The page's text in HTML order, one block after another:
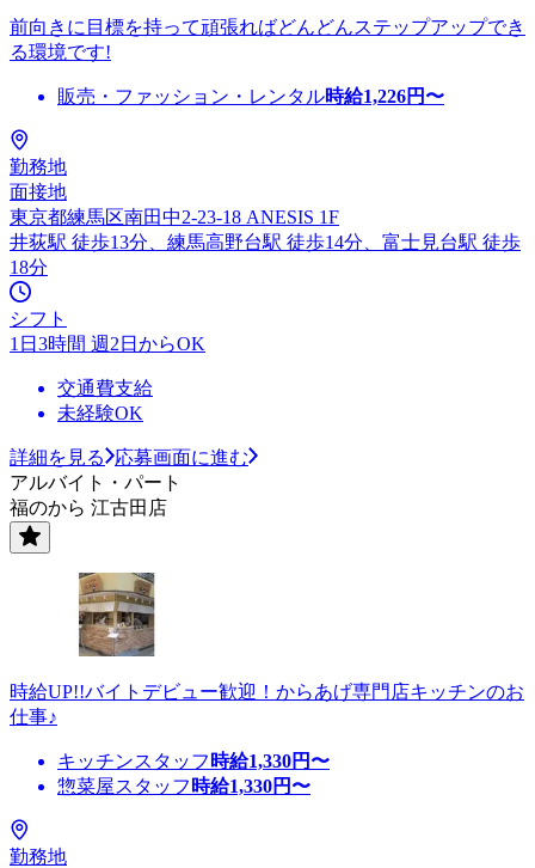
前向きに目標を持って頑張ればどんどんステップアップでき
る環境です!
販売・ファッション・レンタル時給1,226円〜
勤務地
面接地
東京都練馬区南田中2-23-18 ANESIS 1F
井荻駅 徒歩13分、練馬高野台駅 徒歩14分、富士見台駅 徒歩
18分
シフト
1日3時間 週2日からOK
交通費支給
未経験OK
詳細を見る
応募画面に進む
アルバイト・パート
福のから 江古田店
時給UP!!バイトデビュー歓迎！からあげ専門店キッチンのお
仕事♪
キッチンスタッフ 時給1,330円〜
惣菜屋スタッフ 時給1,330円〜
勤務地